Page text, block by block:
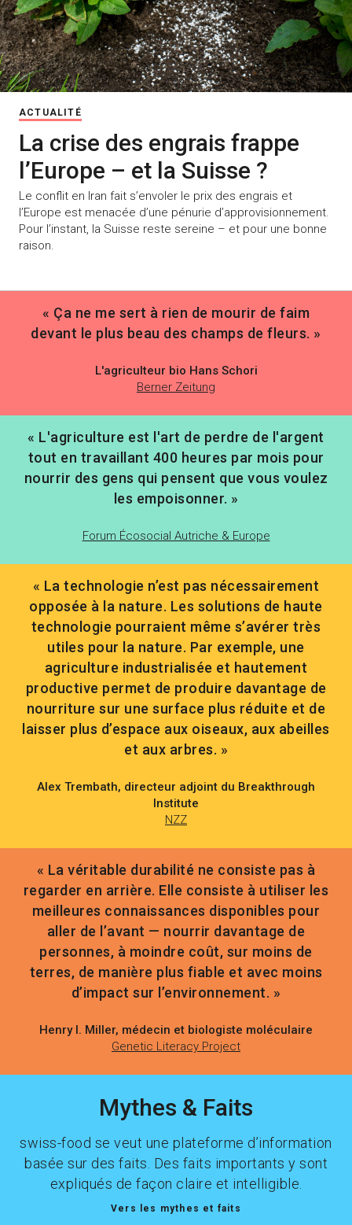
ACTUALITÉ
La crise des engrais frappe
l’Europe – et la Suisse ?
Le conflit en Iran fait s’envoler le prix des engrais et
l’Europe est menacée d’une pénurie d’approvisionnement.
Pour l’instant, la Suisse reste sereine – et pour une bonne
raison.
« Ça ne me sert à rien de mourir de faim
devant le plus beau des champs de fleurs. »
L'agriculteur bio Hans Schori
Berner Zeitung
« L'agriculture est l'art de perdre de l'argent
tout en travaillant 400 heures par mois pour
nourrir des gens qui pensent que vous voulez
les empoisonner. »
Forum Écosocial Autriche & Europe
« La technologie n’est pas nécessairement
opposée à la nature. Les solutions de haute
technologie pourraient même s’avérer très
utiles pour la nature. Par exemple, une
agriculture industrialisée et hautement
productive permet de produire davantage de
nourriture sur une surface plus réduite et de
laisser plus d’espace aux oiseaux, aux abeilles
et aux arbres. »
Alex Trembath, directeur adjoint du Breakthrough
Institute
NZZ
« La véritable durabilité ne consiste pas à
regarder en arrière. Elle consiste à utiliser les
meilleures connaissances disponibles pour
aller de l’avant — nourrir davantage de
personnes, à moindre coût, sur moins de
terres, de manière plus fiable et avec moins
d’impact sur l’environnement. »
Henry I. Miller, médecin et biologiste moléculaire
Genetic Literacy Project
Mythes & Faits
swiss-food se veut une plateforme d’information
basée sur des faits. Des faits importants y sont
expliqués de façon claire et intelligible.
Vers les mythes et faits